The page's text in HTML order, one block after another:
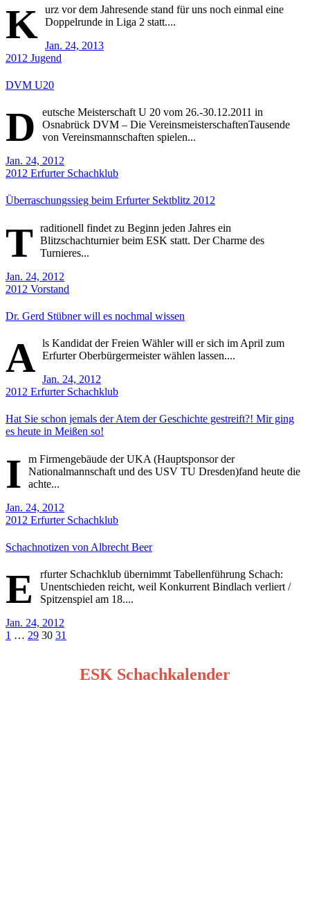
K urz vor dem Jahresende stand für uns noch einmal eine
Doppelrunde in Liga 2 statt....
Jan. 24, 2013
2012 Jugend
DVM U20
D
eutsche Meisterschaft U 20 vom 26.-30.12.2011 in
Osnabrück DVM – Die VereinsmeisterschaftenTausende
von Vereinsmannschaften spielen...
Jan. 24, 2012
2012 Erfurter Schachklub
Überraschungssieg beim Erfurter Sektblitz 2012
T raditionell findet zu Beginn jeden Jahres ein
Blitzschachturnier beim ESK statt. Der Charme des
Turnieres...
Jan. 24, 2012
2012 Vorstand
Dr. Gerd Stübner will es nochmal wissen
A ls Kandidat der Freien Wähler will er sich im April zum
Erfurter Oberbürgermeister wählen lassen....
Jan. 24, 2012
2012 Erfurter Schachklub
Hat Sie schon jemals der Atem der Geschichte gestreift?! Mir ging
es heute in Meißen so!
I
m Firmengebäude der UKA (Hauptsponsor der
Nationalmannschaft und des USV TU Dresden)fand heute die
achte...
Jan. 24, 2012
2012 Erfurter Schachklub
Schachnotizen von Albrecht Beer
E
rfurter Schachklub übernimmt Tabellenführung Schach:
Unentschieden reicht, weil Konkurrent Bindlach verliert /
Spitzenspiel am 18....
Jan. 24, 2012
Seitennummerierung
1 … 29 30 31
ESK Schachkalender